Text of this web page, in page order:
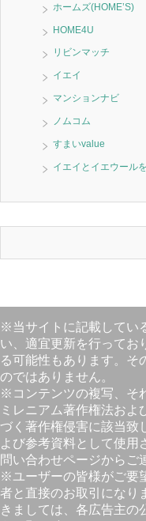
ホームズ(HOME’S)
HOME4U
リビンマッチ
イエイ
マンションナビ
ノムコム
すまいvalue
イエイとイエウール
※当サイトに記載してい
い、適宜更新を行ってお
る可能性もあります。そ
のではありません。
※コンテンツの複写、そ
ミレニアム著作権法およ
づく著作権侵害に該当致
よび参考資料として使用
問い合わせページからご
※ユーザーの皆様がご要
者と直接のお取引になり
きましては、各広告主の